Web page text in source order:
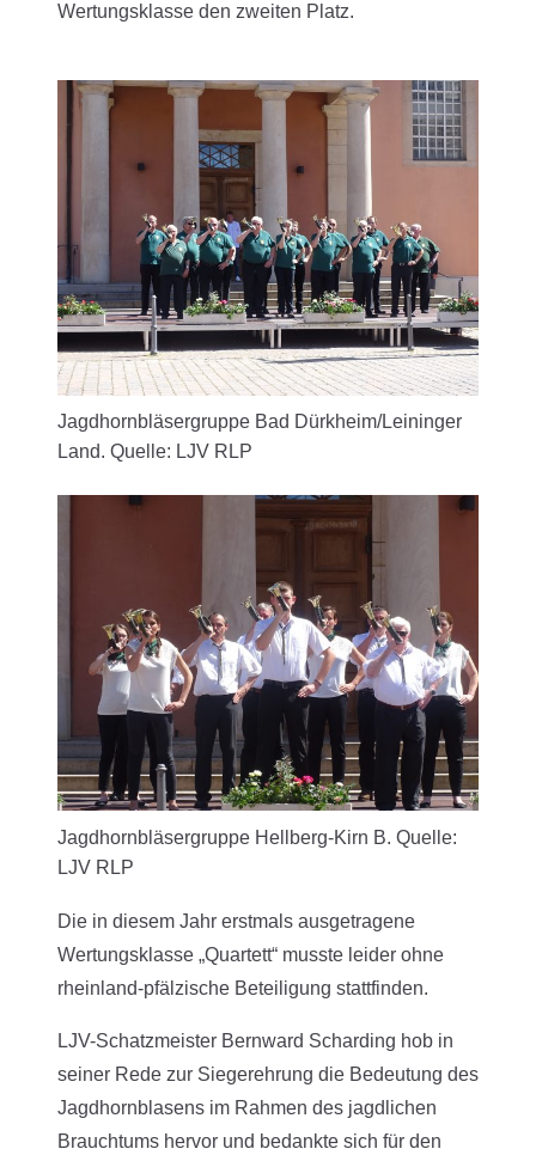
Wertungsklasse den zweiten Platz.
Jagdhornbläsergruppe Bad Dürkheim/Leininger
Land. Quelle: LJV RLP
Jagdhornbläsergruppe Hellberg-Kirn B. Quelle:
LJV RLP
Die in diesem Jahr erstmals ausgetragene
Wertungsklasse „Quartett“ musste leider ohne
rheinland-pfälzische Beteiligung stattfinden.
LJV-Schatzmeister Bernward Scharding hob in
seiner Rede zur Siegerehrung die Bedeutung des
Jagdhornblasens im Rahmen des jagdlichen
Brauchtums hervor und bedankte sich für den